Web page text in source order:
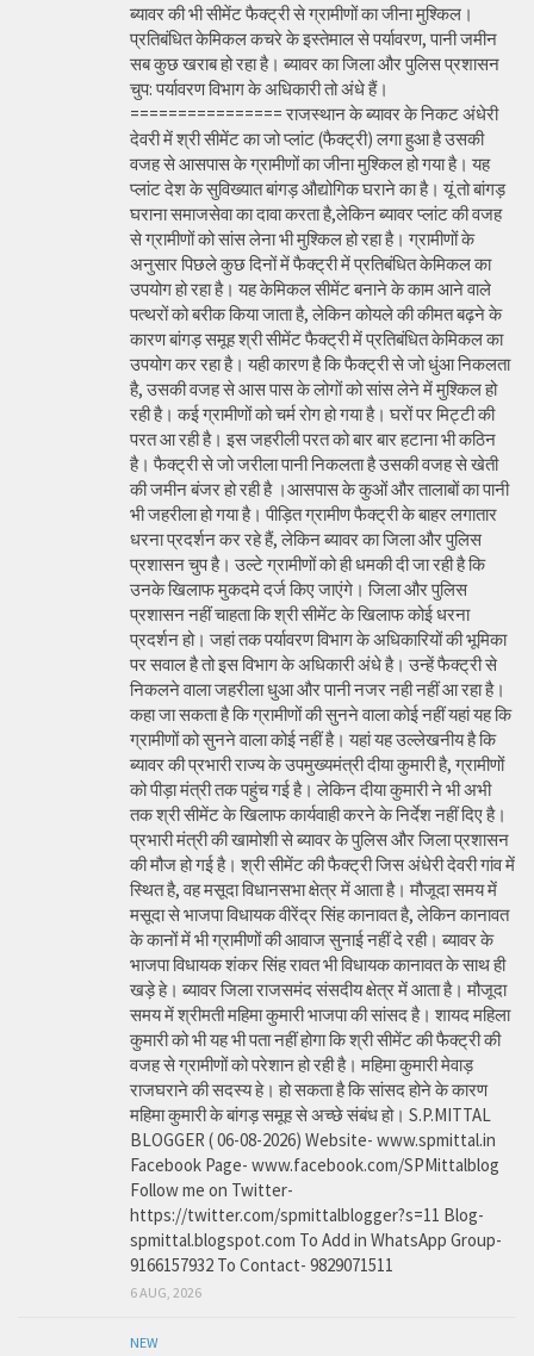
ब्यावर की भी सीमेंट फैक्ट्री से ग्रामीणों का जीना मुश्किल।
प्रतिबंधित केमिकल कचरे के इस्तेमाल से पर्यावरण, पानी जमीन
सब कुछ खराब हो रहा है। ब्यावर का जिला और पुलिस प्रशासन
चुप: पर्यावरण विभाग के अधिकारी तो अंधे हैं।
================ राजस्थान के ब्यावर के निकट अंधेरी
देवरी में श्री सीमेंट का जो प्लांट (फैक्ट्री) लगा हुआ है उसकी
वजह से आसपास के ग्रामीणों का जीना मुश्किल हो गया है। यह
प्लांट देश के सुविख्यात बांगड़ औद्योगिक घराने का है। यूं तो बांगड़
घराना समाजसेवा का दावा करता है,लेकिन ब्यावर प्लांट की वजह
से ग्रामीणों को सांस लेना भी मुश्किल हो रहा है। ग्रामीणों के
अनुसार पिछले कुछ दिनों में फैक्ट्री में प्रतिबंधित केमिकल का
उपयोग हो रहा है। यह केमिकल सीमेंट बनाने के काम आने वाले
पत्थरों को बरीक किया जाता है, लेकिन कोयले की कीमत बढ़ने के
कारण बांगड़ समूह श्री सीमेंट फैक्ट्री में प्रतिबंधित केमिकल का
उपयोग कर रहा है। यही कारण है कि फैक्ट्री से जो धुंआ निकलता
है, उसकी वजह से आस पास के लोगों को सांस लेने में मुश्किल हो
रही है। कई ग्रामीणों को चर्म रोग हो गया है। घरों पर मिट्टी की
परत आ रही है। इस जहरीली परत को बार बार हटाना भी कठिन
है। फैक्ट्री से जो जरीला पानी निकलता है उसकी वजह से खेती
की जमीन बंजर हो रही है ।आसपास के कुओं और तालाबों का पानी
भी जहरीला हो गया है। पीड़ित ग्रामीण फैक्ट्री के बाहर लगातार
धरना प्रदर्शन कर रहे हैं, लेकिन ब्यावर का जिला और पुलिस
प्रशासन चुप है। उल्टे ग्रामीणों को ही धमकी दी जा रही है कि
उनके खिलाफ मुकदमे दर्ज किए जाएंगे। जिला और पुलिस
प्रशासन नहीं चाहता कि श्री सीमेंट के खिलाफ कोई धरना
प्रदर्शन हो। जहां तक पर्यावरण विभाग के अधिकारियों की भूमिका
पर सवाल है तो इस विभाग के अधिकारी अंधे है। उन्हें फैक्ट्री से
निकलने वाला जहरीला धुआ और पानी नजर नही नहीं आ रहा है।
कहा जा सकता है कि ग्रामीणों की सुनने वाला कोई नहीं यहां यह कि
ग्रामीणों को सुनने वाला कोई नहीं है। यहां यह उल्लेखनीय है कि
ब्यावर की प्रभारी राज्य के उपमुख्यमंत्री दीया कुमारी है, ग्रामीणों
को पीड़ा मंत्री तक पहुंच गई है। लेकिन दीया कुमारी ने भी अभी
तक श्री सीमेंट के खिलाफ कार्यवाही करने के निर्देश नहीं दिए है।
प्रभारी मंत्री की खामोशी से ब्यावर के पुलिस और जिला प्रशासन
की मौज हो गई है। श्री सीमेंट की फैक्ट्री जिस अंधेरी देवरी गांव में
स्थित है, वह मसूदा विधानसभा क्षेत्र में आता है। मौजूदा समय में
मसूदा से भाजपा विधायक वीरेंद्र सिंह कानावत है, लेकिन कानावत
के कानों में भी ग्रामीणों की आवाज सुनाई नहीं दे रही। ब्यावर के
भाजपा विधायक शंकर सिंह रावत भी विधायक कानावत के साथ ही
खड़े हे। ब्यावर जिला राजसमंद संसदीय क्षेत्र में आता है। मौजूदा
समय में श्रीमती महिमा कुमारी भाजपा की सांसद है। शायद महिला
कुमारी को भी यह भी पता नहीं होगा कि श्री सीमेंट की फैक्ट्री की
वजह से ग्रामीणों को परेशान हो रही है। महिमा कुमारी मेवाड़
राजघराने की सदस्य हे। हो सकता है कि सांसद होने के कारण
महिमा कुमारी के बांगड़ समूह से अच्छे संबंध हो। S.P.MITTAL
BLOGGER ( 06-08-2026) Website- www.spmittal.in
Facebook Page- www.facebook.com/SPMittalblog
Follow me on Twitter-
https://twitter.com/spmittalblogger?s=11 Blog-
spmittal.blogspot.com To Add in WhatsApp Group-
9166157932 To Contact- 9829071511
6 AUG, 2026
NEW